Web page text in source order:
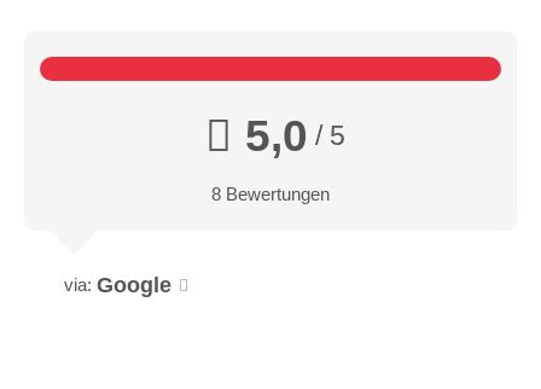
5,0 / 5
8 Bewertungen
via: Google